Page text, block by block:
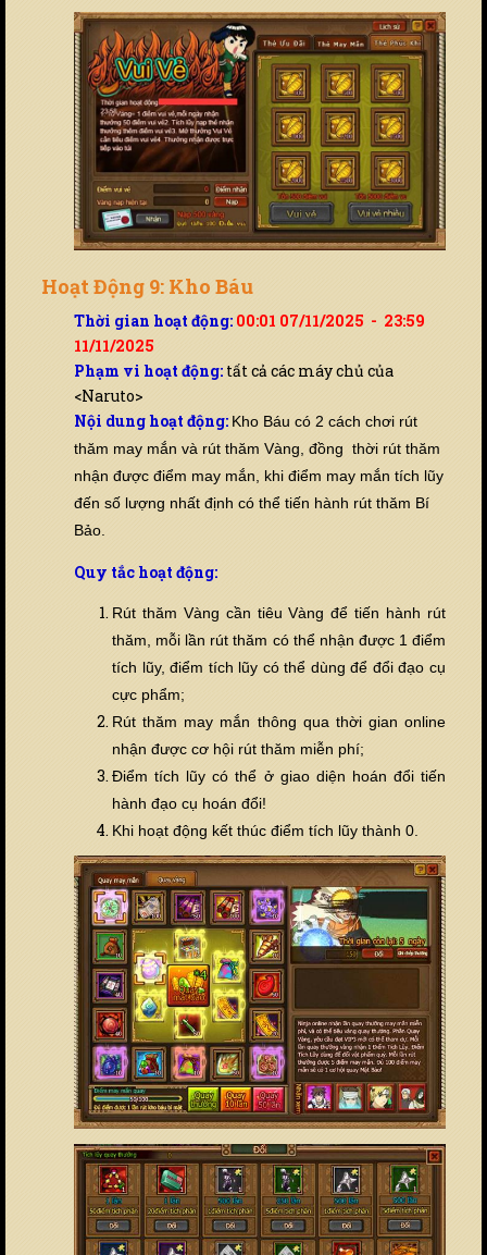
Hoạt Động 9: Kho Báu
Thời gian hoạt động: 00:01 07/11/2025 - 23:59
11/11/2025
Phạm vi hoạt động: tất cả các máy chủ của
<Naruto>
Nội dung hoạt động: Kho Báu có 2 cách chơi rút
thăm may mắn và rút thăm Vàng, đồng thời rút thăm
nhận được điểm may mắn, khi điểm may mắn tích lũy
đến số lượng nhất định có thể tiến hành rút thăm Bí
Bảo.
Quy tắc hoạt động:
Rút thăm Vàng cần tiêu Vàng để tiến hành rút
thăm, mỗi lần rút thăm có thể nhận được 1 điểm
tích lũy, điểm tích lũy có thể dùng để đổi đạo cụ
cực phẩm;
Rút thăm may mắn thông qua thời gian online
nhận được cơ hội rút thăm miễn phí;
Điểm tích lũy có thể ở giao diện hoán đổi tiến
hành đạo cụ hoán đổi!
Khi hoạt động kết thúc điểm tích lũy thành 0.